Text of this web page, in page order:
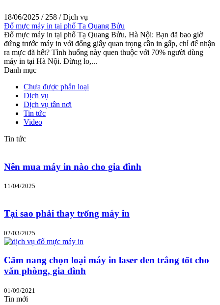
18/06/2025 / 258 /Dịch vụ
Đổ mực máy in tại phố Tạ Quang Bửu
Đổ mực máy in tại phố Tạ Quang Bửu, Hà Nội: Bạn đã bao giờ
đứng trước máy in với đống giấy quan trọng cần in gấp, chỉ để nhận
ra mực đã hết? Tình huống này quen thuộc với 70% người dùng
máy in tại Hà Nội. Đừng lo,...
Danh mục
Chưa được phân loại
Dịch vụ
Dịch vụ tân nơi
Tin tức
Video
Tin tức
Nên mua máy in nào cho gia đình
11/04/2025
Tại sao phải thay trống máy in
02/03/2025
Cẩm nang chọn loại máy in laser đen trắng tốt cho
văn phòng, gia đình
01/09/2021
Tin mới